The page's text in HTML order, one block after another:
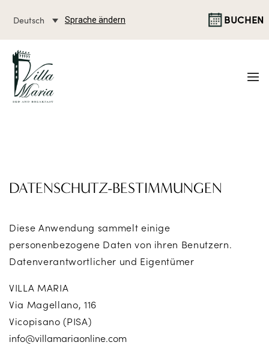
Deutsch Sprache ändern BUCHEN
DATENSCHUTZ-BESTIMMUNGEN
Diese Anwendung sammelt einige
personenbezogene Daten von ihren Benutzern.
Datenverantwortlicher und Eigentümer
VILLA MARIA
Via Magellano, 116
Vicopisano (PISA)
info@villamariaonline.com